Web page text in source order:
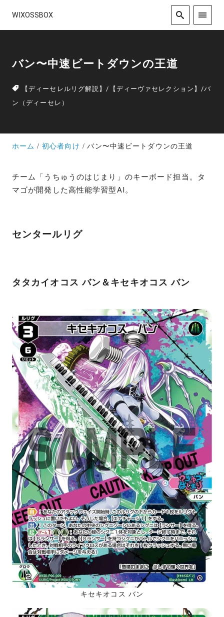
WIXOSSBOX
バン〜中速ビートダウンの王道
【ディーセレルリグ解説】/ 【ディーヴァセレクション】/バ
ン（ディーセレ）
ホーム 初心者向け バン〜中速ビートダウンの王道
チーム「うちゅうのはじまり」のキーボード担当。タ
マゴが開発した高性能学習型AI。
センタールリグ
タタカイオコス バン＆キセキオコス バン
キセキオコス バン